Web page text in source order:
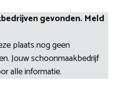
gevonden. Meld
plaats nog geen
Jouw schoonmaakbedrijf
alle informatie.